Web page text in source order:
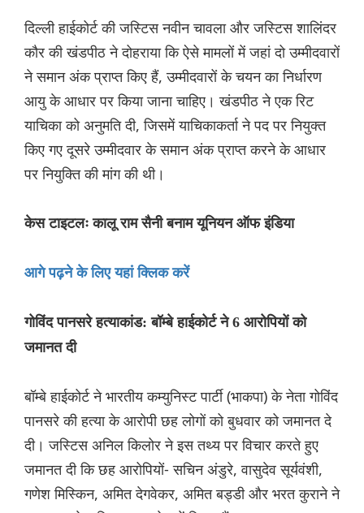
दिल्ली हाईकोर्ट की जस्टिस नवीन चावला और जस्टिस शालिंदर
कौर की खंडपीठ ने दोहराया कि ऐसे मामलों में जहां दो उम्मीदवारों
ने समान अंक प्राप्त किए हैं, उम्मीदवारों के चयन का निर्धारण
आयु के आधार पर किया जाना चाहिए। खंडपीठ ने एक रिट
याचिका को अनुमति दी, जिसमें याचिकाकर्ता ने पद पर नियुक्त
किए गए दूसरे उम्मीदवार के समान अंक प्राप्त करने के आधार
पर नियुक्ति की मांग की थी।
केस टाइटलः कालू राम सैनी बनाम यूनियन ऑफ इंडिया
आगे पढ़ने के लिए यहां क्लिक करें
गोविंद पानसरे हत्याकांड: बॉम्बे हाईकोर्ट ने 6 आरोपियों को
जमानत दी
बॉम्बे हाईकोर्ट ने भारतीय कम्युनिस्ट पार्टी (भाकपा) के नेता गोविंद
पानसरे की हत्या के आरोपी छह लोगों को बुधवार को जमानत दे
दी। जस्टिस अनिल किलोर ने इस तथ्य पर विचार करते हुए
जमानत दी कि छह आरोपियों- सचिन अंडुरे, वासुदेव सूर्यवंशी,
गणेश मिस्किन, अमित देगवेकर, अमित बड्डी और भरत कुराने ने